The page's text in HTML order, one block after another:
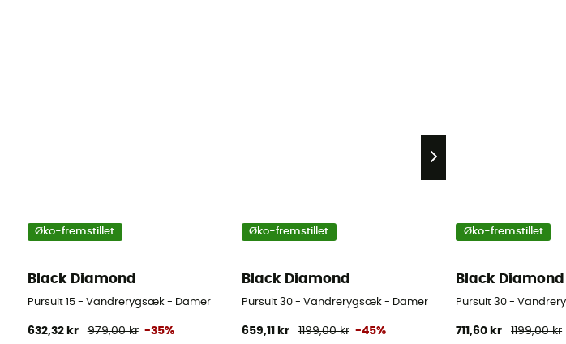
Øko-fremstillet
Black Diamond
Pursuit 15 - Vandrerygsæk - Damer
632,32 kr 979,00 kr -35%
Øko-fremstillet
Black Diamond
Pursuit 30 - Vandrerygsæk - Damer
659,11 kr 1199,00 kr -45%
Øko-fremstillet
Black Diamond
Pursuit 30 -
711,60 kr 1199,00 kr